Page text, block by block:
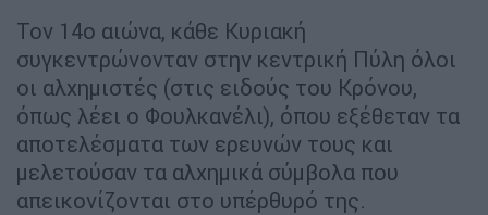
Τον 14ο αιώνα, κάθε Κυριακή
συγκεντρώνονταν στην κεντρική Πύλη όλοι
οι αλχημιστές (στις ειδούς του Κρόνου,
όπως λέει ο Φουλκανέλι), όπου εξέθεταν τα
αποτελέσματα των ερευνών τους και
μελετούσαν τα αλχημικά σύμβολα που
απεικονίζονται στο υπέρθυρό της.